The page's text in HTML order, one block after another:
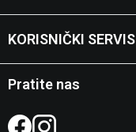
KORISNIČKI SERVIS
Pratite nas